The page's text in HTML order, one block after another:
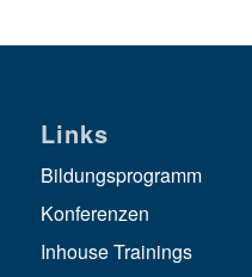
Links
Bildungsprogramm
Konferenzen
Inhouse Trainings